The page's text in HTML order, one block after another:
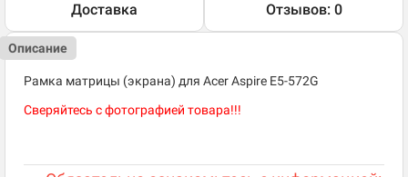
Доставка Отзывов: 0
Описание
Рамка матрицы (экрана) для Acer Aspire E5-572G
Сверяйтесь с фотографией товара!!!